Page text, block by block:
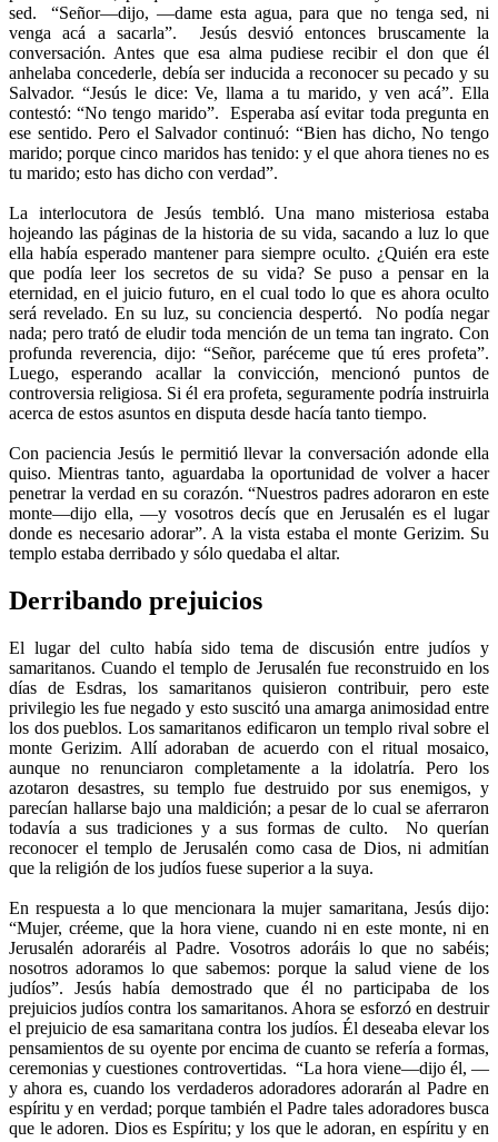
sed. “Señor—dijo, —dame esta agua, para que no tenga sed, ni
venga acá a sacarla”. Jesús desvió entonces bruscamente la
conversación. Antes que esa alma pudiese recibir el don que él
anhelaba concederle, debía ser inducida a reconocer su pecado y su
Salvador. “Jesús le dice: Ve, llama a tu marido, y ven acá”. Ella
contestó: “No tengo marido”. Esperaba así evitar toda pregunta en
ese sentido. Pero el Salvador continuó: “Bien has dicho, No tengo
marido; porque cinco maridos has tenido: y el que ahora tienes no es
tu marido; esto has dicho con verdad”.
La interlocutora de Jesús tembló. Una mano misteriosa estaba
hojeando las páginas de la historia de su vida, sacando a luz lo que
ella había esperado mantener para siempre oculto. ¿Quién era este
que podía leer los secretos de su vida? Se puso a pensar en la
eternidad, en el juicio futuro, en el cual todo lo que es ahora oculto
será revelado. En su luz, su conciencia despertó. No podía negar
nada; pero trató de eludir toda mención de un tema tan ingrato. Con
profunda reverencia, dijo: “Señor, paréceme que tú eres profeta”.
Luego, esperando acallar la convicción, mencionó puntos de
controversia religiosa. Si él era profeta, seguramente podría instruirla
acerca de estos asuntos en disputa desde hacía tanto tiempo.
Con paciencia Jesús le permitió llevar la conversación adonde ella
quiso. Mientras tanto, aguardaba la oportunidad de volver a hacer
penetrar la verdad en su corazón. “Nuestros padres adoraron en este
monte—dijo ella, —y vosotros decís que en Jerusalén es el lugar
donde es necesario adorar”. A la vista estaba el monte Gerizim. Su
templo estaba derribado y sólo quedaba el altar.
Derribando prejuicios
El lugar del culto había sido tema de discusión entre judíos y
samaritanos. Cuando el templo de Jerusalén fue reconstruido en los
días de Esdras, los samaritanos quisieron contribuir, pero este
privilegio les fue negado y esto suscitó una amarga animosidad entre
los dos pueblos. Los samaritanos edificaron un templo rival sobre el
monte Gerizim. Allí adoraban de acuerdo con el ritual mosaico,
aunque no renunciaron completamente a la idolatría. Pero los
azotaron desastres, su templo fue destruido por sus enemigos, y
parecían hallarse bajo una maldición; a pesar de lo cual se aferraron
todavía a sus tradiciones y a sus formas de culto. No querían
reconocer el templo de Jerusalén como casa de Dios, ni admitían
que la religión de los judíos fuese superior a la suya.
En respuesta a lo que mencionara la mujer samaritana, Jesús dijo:
“Mujer, créeme, que la hora viene, cuando ni en este monte, ni en
Jerusalén adoraréis al Padre. Vosotros adoráis lo que no sabéis;
nosotros adoramos lo que sabemos: porque la salud viene de los
judíos”. Jesús había demostrado que él no participaba de los
prejuicios judíos contra los samaritanos. Ahora se esforzó en destruir
el prejuicio de esa samaritana contra los judíos. Él deseaba elevar los
pensamientos de su oyente por encima de cuanto se refería a formas,
ceremonias y cuestiones controvertidas. “La hora viene—dijo él, —
y ahora es, cuando los verdaderos adoradores adorarán al Padre en
espíritu y en verdad; porque también el Padre tales adoradores busca
que le adoren. Dios es Espíritu; y los que le adoran, en espíritu y en